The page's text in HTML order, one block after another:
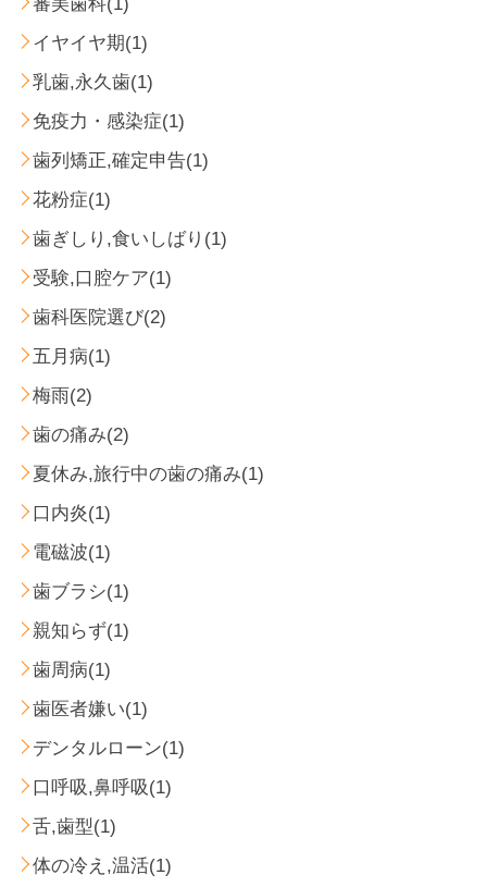
イヤイヤ期(1)
乳歯,永久歯(1)
免疫力・感染症(1)
歯列矯正,確定申告(1)
花粉症(1)
歯ぎしり,食いしばり(1)
受験,口腔ケア(1)
歯科医院選び(2)
五月病(1)
梅雨(2)
歯の痛み(2)
夏休み,旅行中の歯の痛み(1)
口内炎(1)
電磁波(1)
歯ブラシ(1)
親知らず(1)
歯周病(1)
歯医者嫌い(1)
デンタルローン(1)
口呼吸,鼻呼吸(1)
舌,歯型(1)
体の冷え,温活(1)